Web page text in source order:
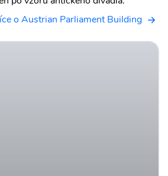
o Austrian Parliament Building